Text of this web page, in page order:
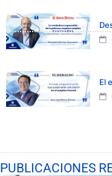
El
PUBLICACIONES